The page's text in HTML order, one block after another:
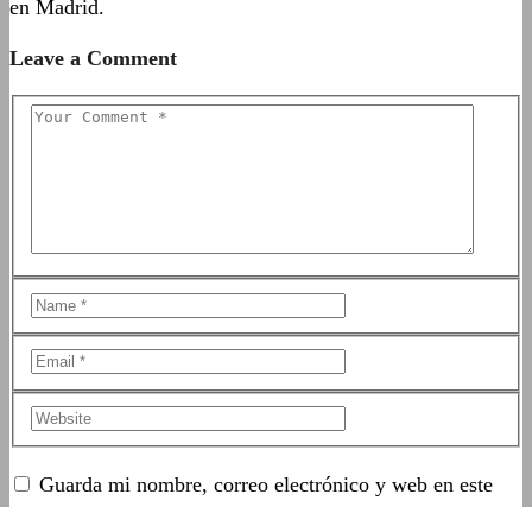
en Madrid.
Leave a Comment
Guarda mi nombre, correo electrónico y web en este